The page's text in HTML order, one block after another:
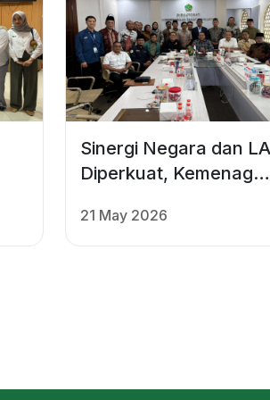
Sinergi Negara dan
Diperkuat, Kemenag
Strategis Zakat dan
21 May 2026